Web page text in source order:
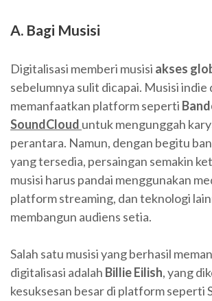
A. Bagi Musisi
Digitalisasi memberi musisi akses
sebelumnya sulit dicapai. Musisi indie
memanfaatkan platform seperti
SoundCloud untuk mengunggah
perantara. Namun, dengan begitu
yang tersedia, persaingan semakin
musisi harus pandai menggunakan
platform streaming, dan teknologi
membangun audiens setia.
Salah satu musisi yang berhasil
digitalisasi adalah Billie Eilish, yang
kesuksesan besar di platform seperti